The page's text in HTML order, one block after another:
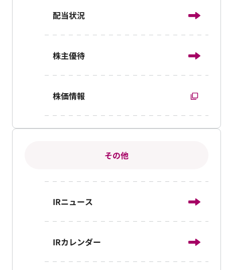
配当状況
株主優待
株価情報
その他
IRニュース
IRカレンダー